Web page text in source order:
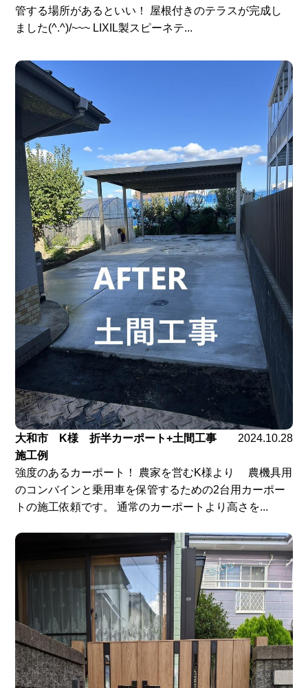
管する場所があるといい！ 屋根付きのテラスが完成し
ました(^.^)/~~~ LIXIL製スピーネテ...
大和市 K様 折半カーポート+土間工事
施工例
2024.10.28
強度のあるカーポート！ 農家を営むK様より 農機具用
のコンバインと乗用車を保管するための2台用カーポー
トの施工依頼です。 通常のカーポートより高さを...